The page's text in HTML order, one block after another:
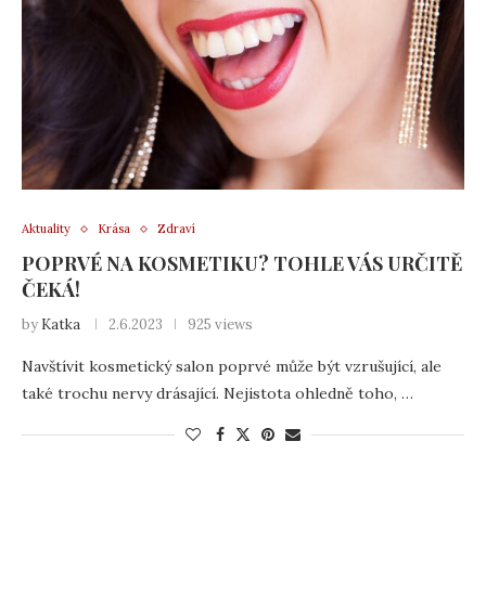
Aktuality Krása Zdraví
POPRVÉ NA KOSMETIKU? TOHLE VÁS URČITĚ
ČEKÁ!
by Katka 2.6.2023 925 views
Navštívit kosmetický salon poprvé může být vzrušující, ale
také trochu nervy drásající. Nejistota ohledně toho, …